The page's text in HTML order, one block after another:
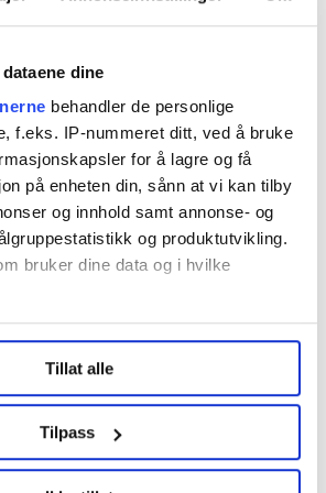
dine
behandler de personlige
f.eks. IP-nummeret ditt, ved å bruke
for å lagre og få
på enheten din, sånn at vi kan tilby
og innhold samt annonse- og
og produktutvikling.
bruker dine data og i hvilke
du lese om hvordan dine personlige
hvordan du kan velge hvordan de skal
tiden endre eller trekke tilbake ditt
om informasjonskapsler.
frifagbevegelse.no, hk-nytt.no
Tillat alle
Tilpass